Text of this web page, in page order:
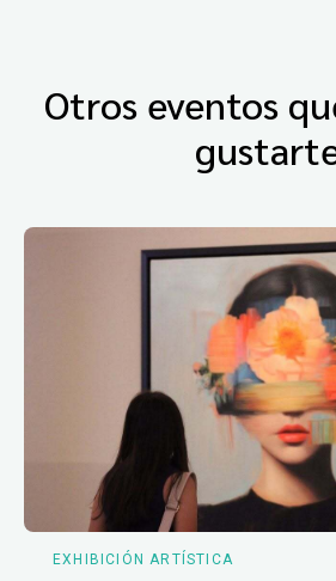
Otros eventos
EXHIBICIÓN ARTÍSTICA